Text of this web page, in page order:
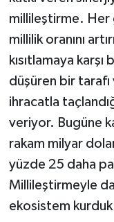
millileştirme. Her
millilik oranını
kısıtlamaya karşı
düşüren bir
ihracatla
veriyor. Bugüne
rakam milyar
yüzde 25 daha
Millileştirmeyle
ekosistem